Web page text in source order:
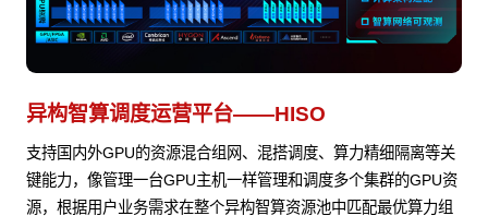
异构智算调度运营平台——HISO
支持国内外GPU的资源混合组网、混搭调度、算力精细隔离等关
键能力，像管理一台GPU主机一样管理和调度多个集群的GPU资
源，根据用户业务需求在整个异构智算资源池中匹配最优算力组